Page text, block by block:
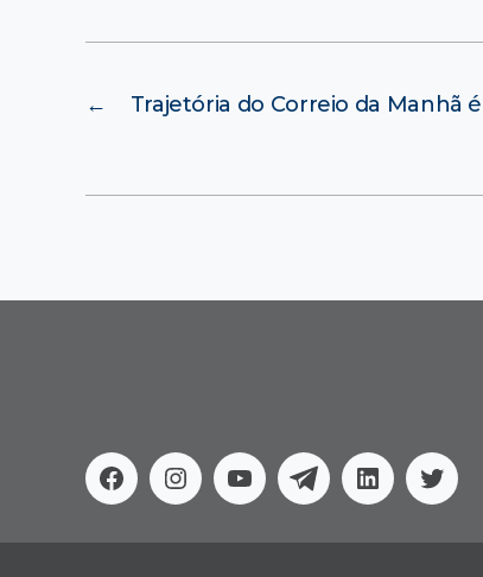
← Trajetória do Correio da Manhã
FacebookInstagram
YoutubeTelegramLinkedin